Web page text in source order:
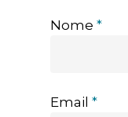
Nome *
Email *